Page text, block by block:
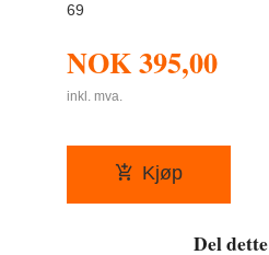
69
NOK395,00
inkl. mva.
Kjøp
Del dette